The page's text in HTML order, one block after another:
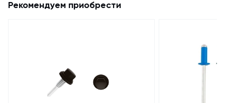
Рекомендуем приобрести